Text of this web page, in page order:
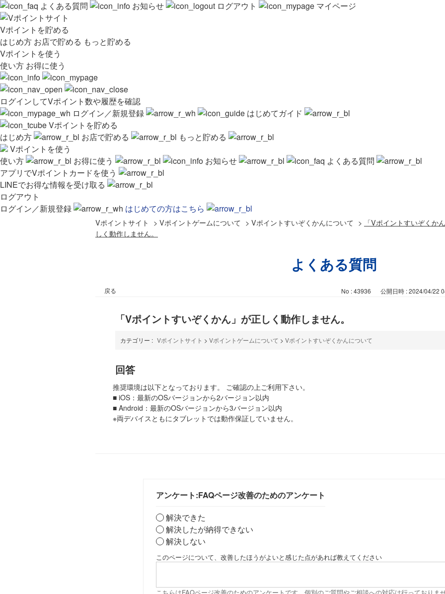
よくある質問 お知らせ ログアウト マイページ
Vポイントを貯める
はじめ方 お店で貯める もっと貯める
Vポイントを使う
使い方 お得に使う
ログインしてVポイント数や履歴を確認
ログイン／新規登録
はじめてガイド
Vポイントを貯める
はじめ方
お店で貯める
もっと貯める
Vポイントを使う
使い方
お得に使う お知らせ
よくある質問
アプリでVポイントカードを使う
LINEでお得な情報を受け取る
ログアウト
ログイン／新規登録
はじめての方はこちら
Vポイントサイト > Vポイントゲームについて > Vポイントすいぞくかんについて >
「Vポイントすいぞくか
しく動作しません。
よくある質問
戻る No : 43936 公開日時 : 2024/04/22
「Vポイントすいぞくかん」が正しく動作しません。
カテゴリー : Vポイントサイト > Vポイントゲームについて > Vポイントすいぞくかんについて
回答
推奨環境は以下となっております。 ご確認の上ご利用下さい。
■ iOS：最新のOSバージョンから2バージョン以内
■ Android：最新のOSバージョンから3バージョン以内
※両デバイスともにタブレットでは動作保証していません。
アンケート:FAQページ改善のためのアンケート
解決できた
解決したが納得できない
解決しない
このページについて、改善したほうがよいと感じた点があれば教えてください